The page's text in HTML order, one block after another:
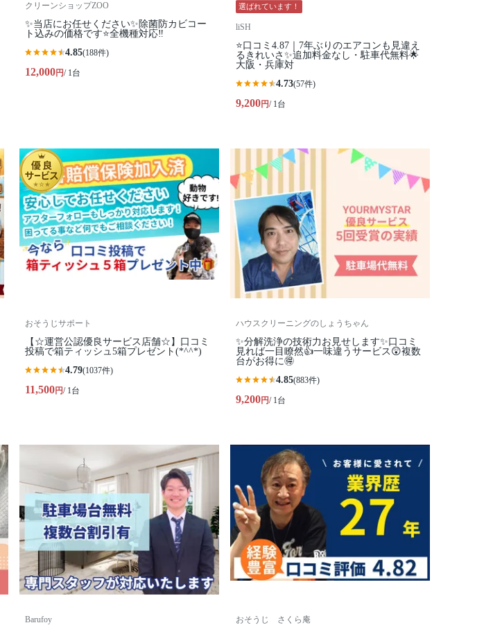
クリーンショップZOO
✨当店にお任せください✨除菌防カビコー
ト込みの価格です⭐️全機種対応‼️
4.85(188件)
12,000円/ 1台
選ばれています！
liSH
⭐口コミ4.87｜7年ぶりのエアコンも見違え
るきれいさ✨追加料金なし・駐車代無料🌟
大阪・兵庫対
4.73(57件)
9,200円/ 1台
おそうじサポート
【☆運営公認優良サービス店舗☆】口コミ
投稿で箱ティッシュ5箱プレゼント(*^^*)
4.79(1037件)
11,500円/ 1台
ハウスクリーニングのしょうちゃん
✨分解洗浄の技術力お見せします✨口コミ
見れば一目瞭然👍一味違うサービス😲複数
台がお得に🉐
4.85(883件)
9,200円/ 1台
Barufoy おそうじ さくら庵